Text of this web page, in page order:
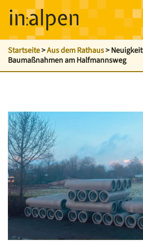
Startseite>Aus dem Rathaus>
Baumaßnahmen am Halfmannsweg